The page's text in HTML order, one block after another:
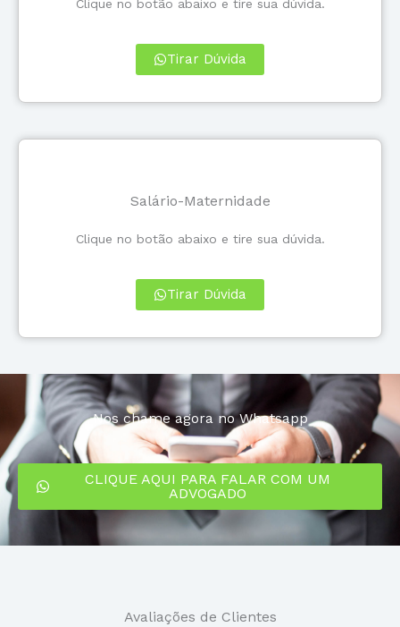
Clique no botão abaixo e tire sua dúvida.
Tirar Dúvida
Salário-Maternidade
Clique no botão abaixo e tire sua dúvida.
Tirar Dúvida
Nos chame agora no Whatsapp
CLIQUE AQUI PARA FALAR COM UM
ADVOGADO
Avaliações de Clientes